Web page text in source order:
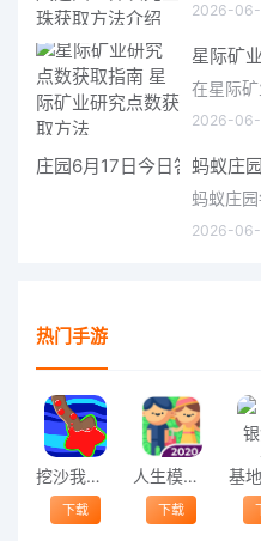
2026-06-
在星际
2026-06-
蚂蚁庄
蚂蚁庄
2026-06-
热门手游
挖沙我最强最新版
下载
人生模拟器2中文版
下载